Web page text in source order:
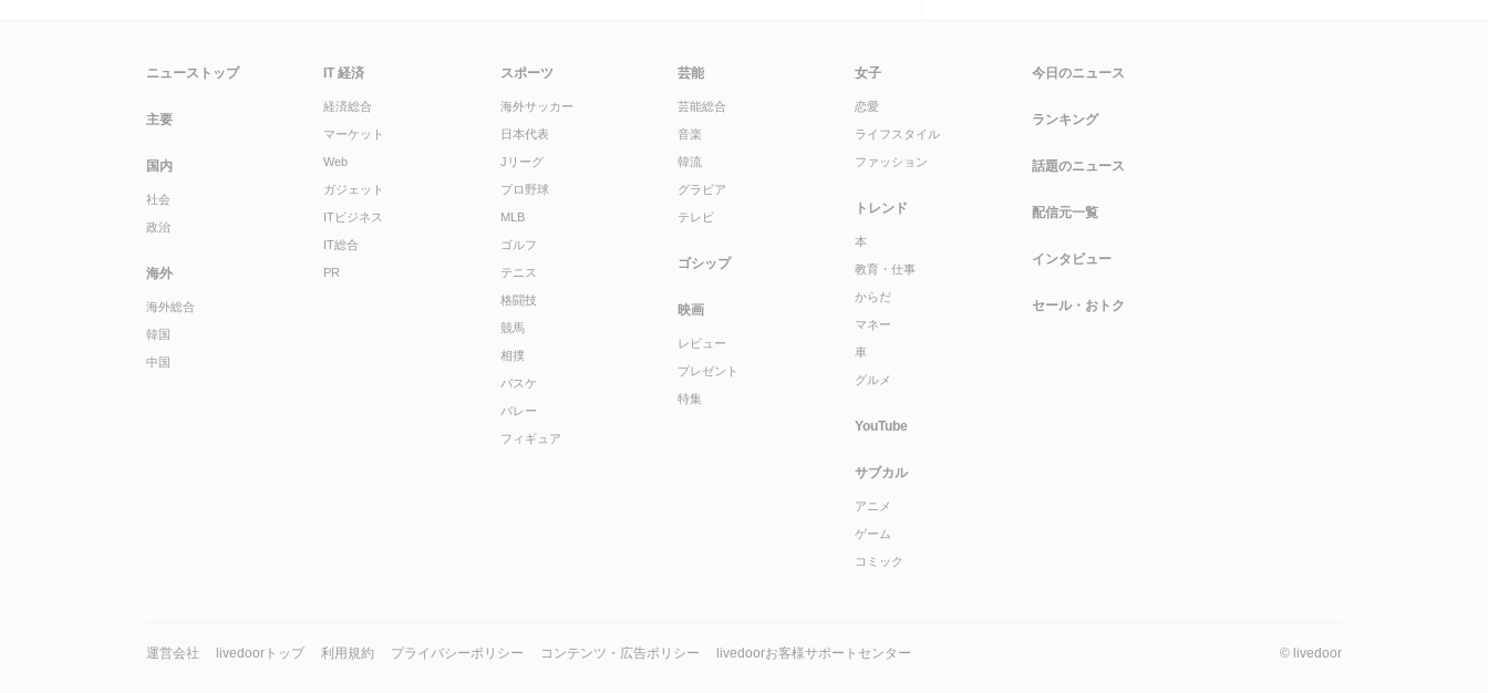
ニューストップ
主要
国内
社会
政治
海外
海外総合
韓国
中国
IT 経済
経済総合
マーケット
Web
ガジェット
ITビジネス
IT総合
PR
スポーツ
海外サッカー
日本代表
Jリーグ
プロ野球
MLB
ゴルフ
テニス
格闘技
競馬
相撲
バスケ
バレー
フィギュア
芸能
芸能総合
音楽
韓流
グラビア
テレビ
ゴシップ
映画
レビュー
プレゼント
特集
女子
恋愛
ライフスタイル
ファッション
トレンド
本
教育・仕事
からだ
マネー
車
グルメ
YouTube
サブカル
アニメ
ゲーム
コミック
今日のニュース
ランキング
話題のニュース
配信元一覧
インタビュー
セール・おトク
運営会社 livedoorトップ 利用規約 プライバシーポリシー コンテンツ・広告ポリシー livedoorお客様サポートセンター © livedoor